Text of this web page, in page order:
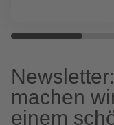
machen
einem